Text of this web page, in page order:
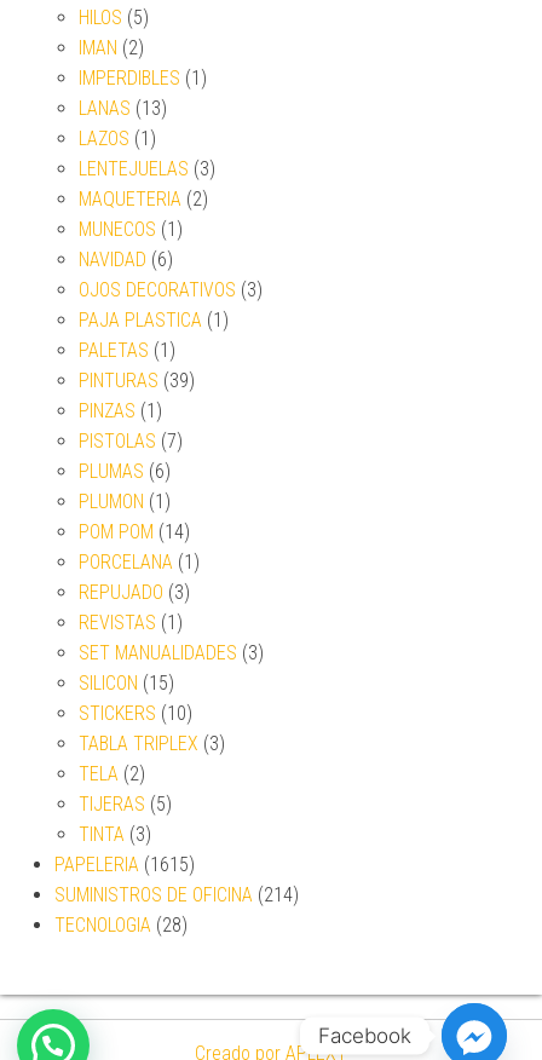
HILOS (5)
IMAN (2)
IMPERDIBLES (1)
LANAS (13)
LAZOS (1)
LENTEJUELAS (3)
MAQUETERIA (2)
MUNECOS (1)
NAVIDAD (6)
OJOS DECORATIVOS (3)
PAJA PLASTICA (1)
PALETAS (1)
PINTURAS (39)
PINZAS (1)
PISTOLAS (7)
PLUMAS (6)
PLUMON (1)
POM POM (14)
PORCELANA (1)
REPUJADO (3)
REVISTAS (1)
SET MANUALIDADES (3)
SILICON (15)
STICKERS (10)
TABLA TRIPLEX (3)
TELA (2)
TIJERAS (5)
TINTA (3)
PAPELERIA (1615)
SUMINISTROS DE OFICINA (214)
TECNOLOGIA (28)
Creado por APLEXT
Facebook